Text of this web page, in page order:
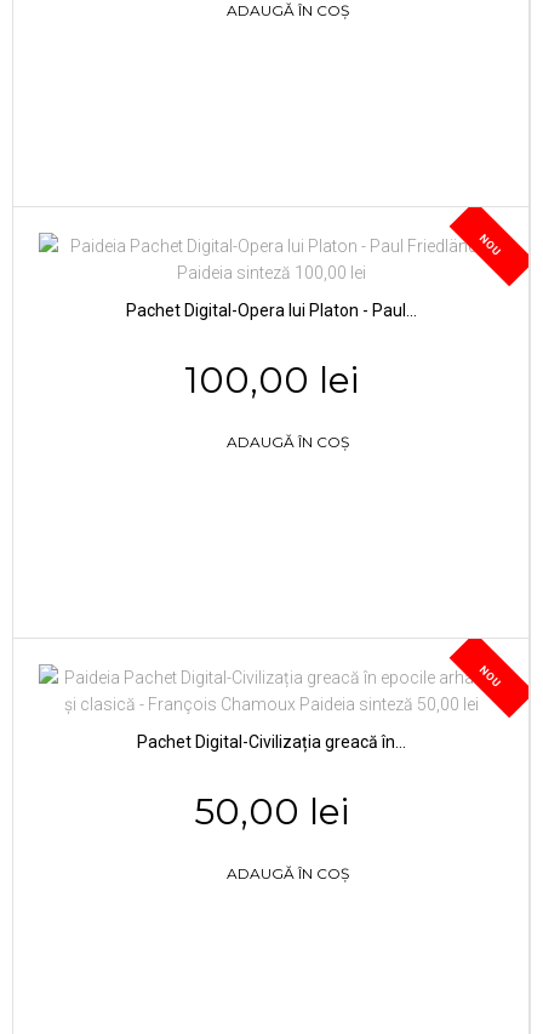
ADAUGĂ ÎN COȘ
NOU
Pachet Digital-Opera lui Platon - Paul...
100,00 lei
ADAUGĂ ÎN COȘ
NOU
Pachet Digital-Civilizația greacă în...
50,00 lei
ADAUGĂ ÎN COȘ